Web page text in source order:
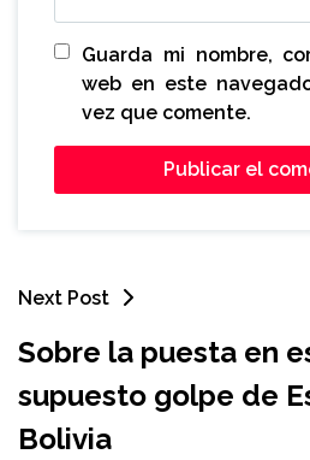
Guarda mi nombre,
web en este
vez que comente.
Next Post
Sobre la puesta en
supuesto golpe de
Bolivia